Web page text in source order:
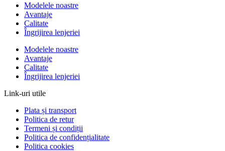
Modelele noastre
Avantaje
Calitate
Îngrijirea lenjeriei
Modelele noastre
Avantaje
Calitate
Îngrijirea lenjeriei
Link-uri utile
Plata și transport
Politica de retur
Termeni și condiții
Politica de confidențialitate
Politica cookies